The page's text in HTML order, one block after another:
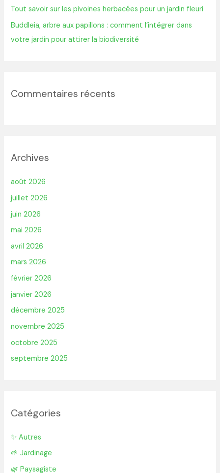
Tout savoir sur les pivoines herbacées pour un jardin fleuri
Buddleia, arbre aux papillons : comment l’intégrer dans
votre jardin pour attirer la biodiversité
Commentaires récents
Archives
août 2026
juillet 2026
juin 2026
mai 2026
avril 2026
mars 2026
février 2026
janvier 2026
décembre 2025
novembre 2025
octobre 2025
septembre 2025
Catégories
✨ Autres
🌱 Jardinage
🌿 Paysagiste